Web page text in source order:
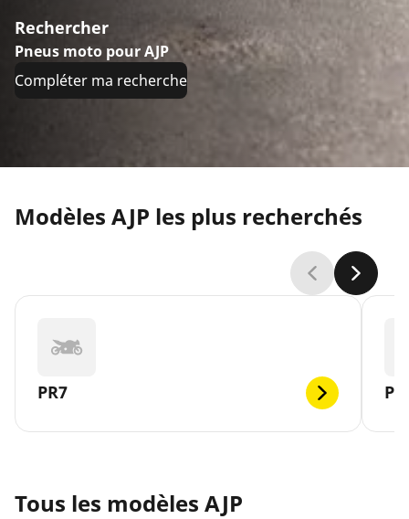
Rechercher
Pneus moto pour AJP
Compléter ma recherche
Modèles AJP les plus recherchés
PR7
Tous les modèles AJP